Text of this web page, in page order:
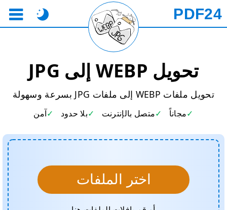
PDF24
تحويل WEBP إلى JPG
تحويل ملفات WEBP إلى ملفات JPG بسرعة وسهولة
مجاناً متصل بالإنترنت بلا حدود آمن
اختر الملفات